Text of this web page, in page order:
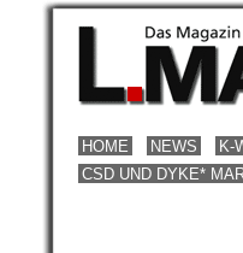
HOME NEWS K-
CSD UND DYKE*